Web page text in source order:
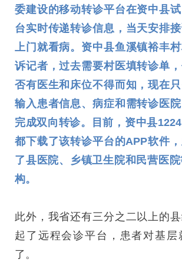
委建设的移动转诊平台在资中县
台实时传递转诊信息，当天安排
上门就看病。资中县鱼溪镇裕丰
诉记者，过去需要村医填转诊单
否有医生和床位不得而知，现在
输入患者信息、病症和需转诊医
完成双向转诊。目前，资中县
都下载了该转诊平台的APP软件
了县医院、乡镇卫生院和民营医
构。
此外，我省还有三分之二以上的
起了远程会诊平台，患者对基层
了。